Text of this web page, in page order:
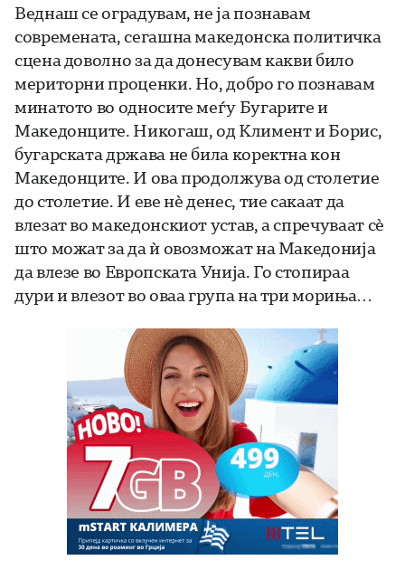
Веднаш се оградувам, не ја познавам
современата, сегашна македонска политичка
сцена доволно за да донесувам какви било
мериторни проценки. Но, добро го познавам
минатото во односите меѓу Бугарите и
Македонците. Никогаш, од Климент и Борис,
бугарската држава не била коректна кон
Македонците. И ова продолжува од столетие
до столетие. И еве нè денес, тие сакаат да
влезат во македонскиот устав, а спречуваат сè
што можат за да ѝ овозможат на Македонија
да влезе во Европската Унија. Го стопираа
дури и влезот во оваа група на три мориња…